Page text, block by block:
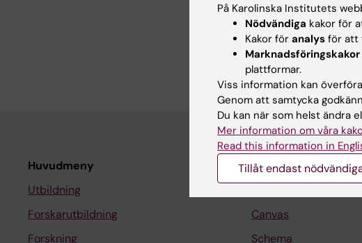
Examina och
Läkarexamen, Karolinska
Huvudmeny
Utbildning
Forskarutbildning
Forskning
Student
Canvas
Schema
På Karolinska Institutets
Nödvändiga kakor för
Kakor för analys för att
Marknadsföringskakor
plattformar.
Viss information kan
Genom att samtycka
Du kan när som helst ändra
Mer information om våra
Read this information in
Tillåt endast